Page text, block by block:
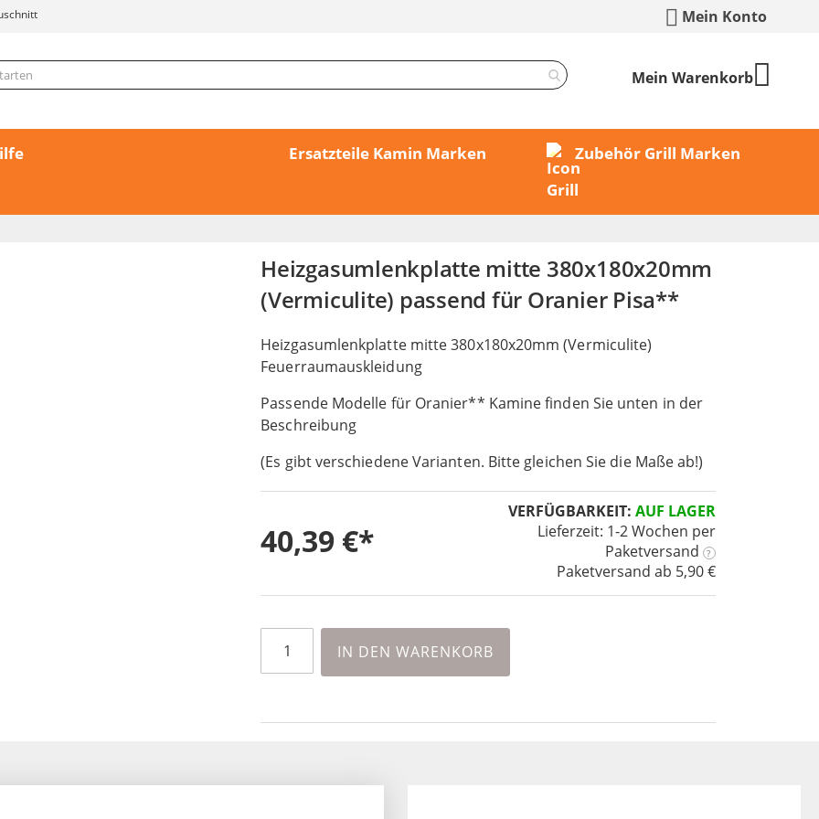
Mein Konto
Mein Warenkorb
Ersatzteile Kamin Marken Zubehör Grill Marken
Heizgasumlenkplatte mitte 380x180x20mm
(Vermiculite) passend für Oranier Pisa**
Heizgasumlenkplatte mitte 380x180x20mm (Vermiculite)
Feuerraumauskleidung
Passende Modelle für Oranier** Kamine finden Sie unten in der
Beschreibung
(Es gibt verschiedene Varianten. Bitte gleichen Sie die Maße ab!)
VERFÜGBARKEIT: AUF LAGER
Lieferzeit: 1-2 Wochen per
Paketversand
?
Paketversand ab 5,90 €
40,39 €
IN DEN WARENKORB